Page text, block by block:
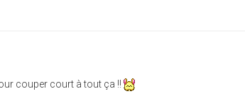
couper court à tout ça !!